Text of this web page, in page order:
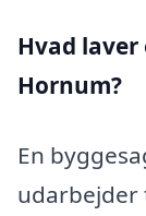
Hvad
Hornum?
En
udarbejder